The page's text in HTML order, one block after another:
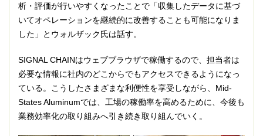
析・評価が行いやすくなったことで「収集したデータに基づ
いてオペレーションを継続的に改善することも可能になりま
した」とウォルザック氏は話す。
SIGNAL CHAINはウェブブラウザで稼働するので、担当者は
必要な情報に社内のどこからでもアクセスできるようになっ
ている。こうしたさまざまな利便性を享受しながら、Mid-
States Aluminumでは、工場の稼働率を高めるために、今後も
業務効率化の取り組みへ引き続き取り組んでいく。